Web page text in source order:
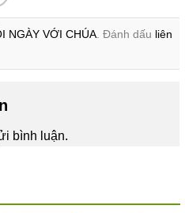
NGÀY VỚI CHÚA. Đánh dấu liên
bình luận.